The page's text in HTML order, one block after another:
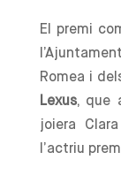
El premi
Romea i
Lexus, que
joiera
l’actriu